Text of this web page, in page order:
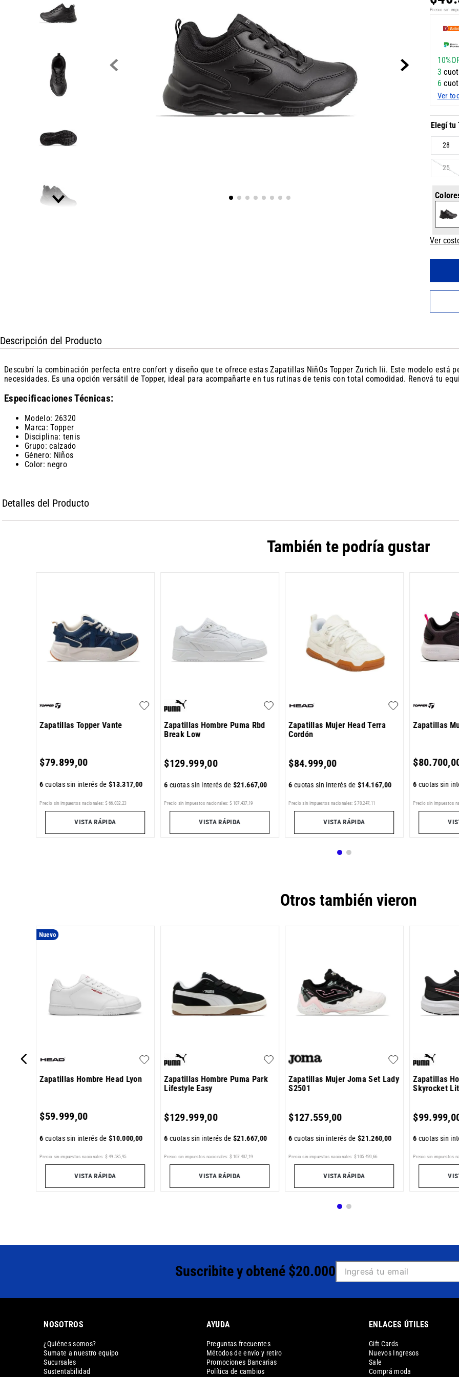
Precio sin
3
6
Ver
28
25
Ver
Descripción del Producto
Descubrí la combinación perfecta entre confort y diseño que te ofrece estas Zapatillas NiñOs Topper Zurich Iii. Este modelo está
necesidades. Es una opción versátil de Topper, ideal para acompañarte en tus rutinas de tenis con total comodidad. Renová tu
Especificaciones Técnicas:
Modelo: 26320
Marca: Topper
Disciplina: tenis
Grupo: calzado
Género: Niños
Color: negro
Detalles del Producto
También te podría gustar
Zapatillas Topper Vante
$79.899,00
6cuotas sin interés de$13.317,00
Precio sin impuestos nacionales: $ 66 032 ,23
VISTA RÁPIDA
Zapatillas Hombre Puma Rbd
Break Low
$129.999,00
6cuotas sin interés de$21.667,00
Precio sin impuestos nacionales: $ 107 .437 19
VISTA RÁPIDA
Zapatillas Mujer Head Terra
Cordón
$84.999,00
6cuotas sin interés de$14.167,00
Precio sin impuestos nacionales: $ 70 .247 11
VISTA RÁPIDA
Zapatillas
$80.700,
6cuotas sin
Precio sin impuestos
Otros también vieron
Nuevo
Zapatillas Hombre Head Lyon
$59.999,00
6cuotas sin interés de$10.000,00
Precio sin impuestos nacionales: $ 49.585,95
VISTA RÁPIDA
Zapatillas Hombre Puma Park
Lifestyle Easy
$129.999,00
6cuotas sin interés de$21.667,00
Precio sin impuestos nacionales: $ 107 .437,19
VISTA RÁPIDA
Zapatillas Mujer Joma Set Lady
S2501
$127.559,00
6cuotas sin interés de$21.260,00
Precio sin impuestos nacionales: $ 105.420,66
VISTA RÁPIDA
Zapatillas
Skyrocket
$99.999,
6cuotas sin
Precio sin impuestos
Suscribite y obtené $20.000
NOSOTROS
¿Quiénes somos?
Sumate a nuestro equipo
Sucursales
Sustentabilidad
AYUDA
Preguntas frecuentes
Métodos de envío y retiro
Promociones Bancarias
Política de cambios
ENLACES ÚTILES
Gift Cards
Nuevos Ingresos
Sale
Comprá moda